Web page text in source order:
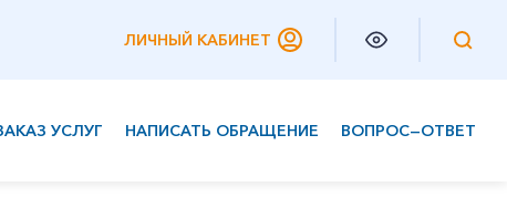
ЛИЧНЫЙ КАБИНЕТ
УСЛУГ НАПИСАТЬ ОБРАЩЕНИЕ ВОПРОС—ОТВЕТ